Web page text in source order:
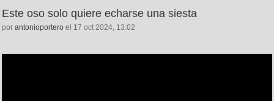
Este oso solo quiere echarse una siesta
por antonioportero el 17 oct 2024, 13:02